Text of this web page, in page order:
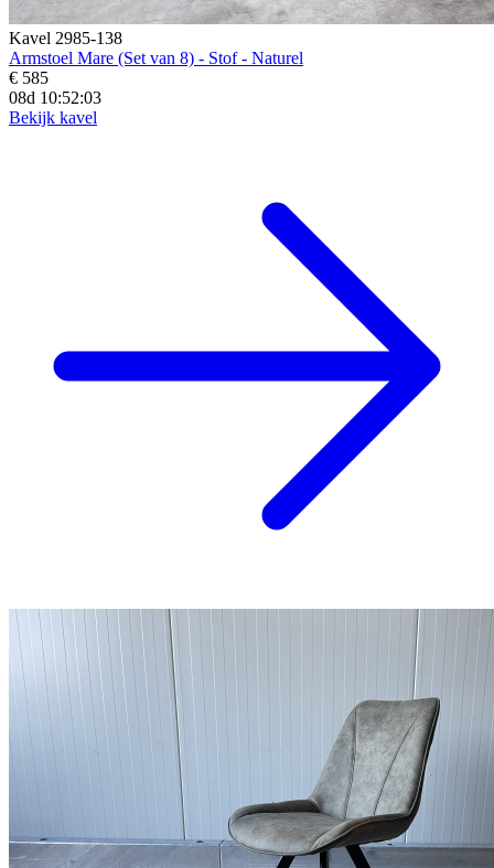
Kavel 2985-138
Armstoel Mare (Set van 8) - Stof - Naturel
€ 585
08d 10:52:02
Bekijk kavel